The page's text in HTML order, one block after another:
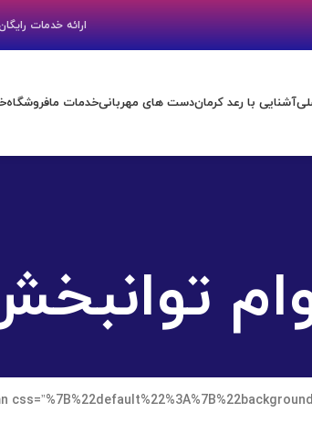
ارائه خدمات
آشنایی با رعد کرماندست های مهربانیخدمات مافروشگاه
content_placement=”middle”][vc_column